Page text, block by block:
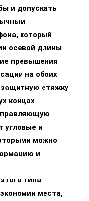
и допускать
который
осевой длины
превышения
на обоих
защитную стяжку
концах
угловые и
можно
и
типа
места,